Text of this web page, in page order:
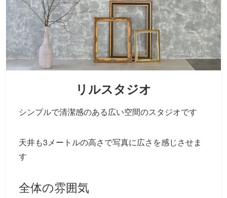
リルスタジオ
シンプルで清潔感のある広い空間のスタジオです
天井も3メートルの高さで写真に広さを感じさせま
す
全体の雰囲気